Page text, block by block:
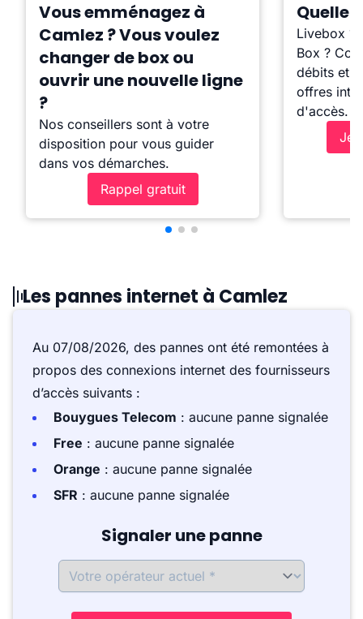
Vous emménagez à
Camlez ? Vous voulez
changer de box ou
ouvrir une nouvelle ligne
?
Nos conseillers sont à votre
disposition pour vous guider
dans vos démarches.
Rappel gratuit
Quelle
Livebox ?
Box ?
débits et
offres
d'accès.
Je
Les pannes internet à Camlez
Au 07/08/2026, des pannes ont été remontées à
propos des connexions internet des fournisseurs
d’accès suivants :
Bouygues Telecom : aucune panne signalée
Free : aucune panne signalée
Orange : aucune panne signalée
SFR : aucune panne signalée
Signaler une panne